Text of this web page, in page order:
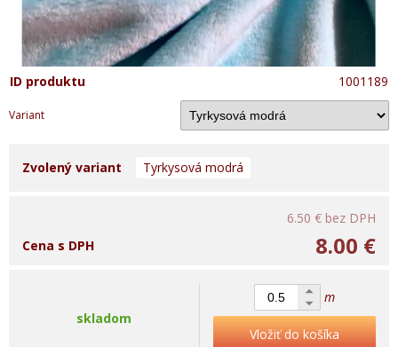
ID produktu 1001189
Variant
Zvolený variant Tyrkysová modrá
6.50 € bez DPH
8.00 €
Cena s DPH
skladom
m
Vložiť do košíka